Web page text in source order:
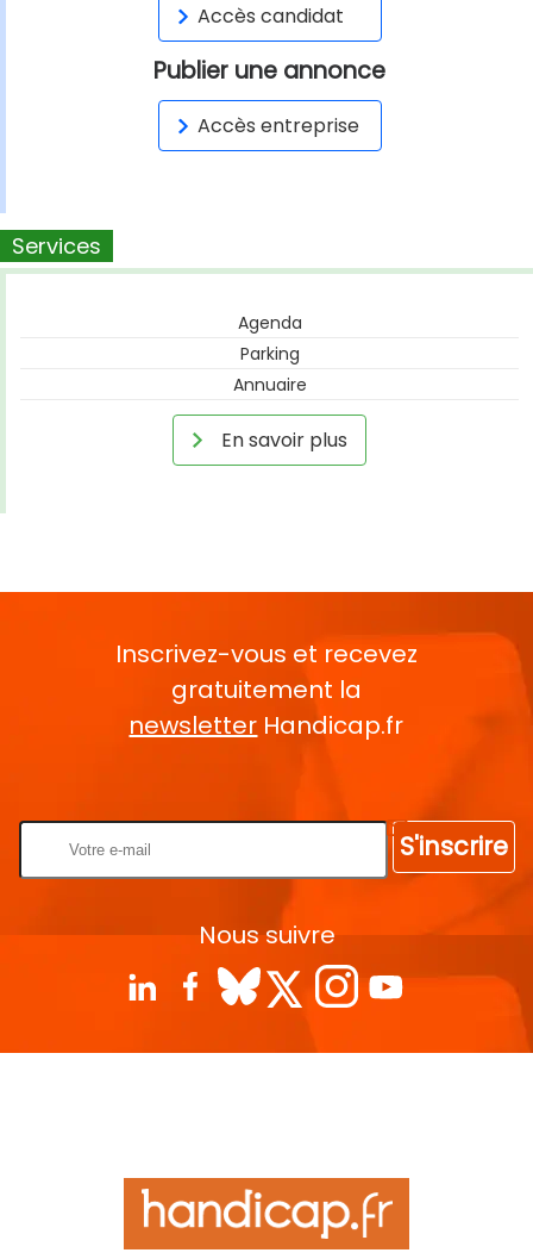
Accès candidat
Publier une annonce
Accès entreprise
Services
Agenda
Parking
Annuaire
En savoir plus
Inscrivez-vous et recevez
gratuitement la
newsletter Handicap.fr
S'inscrire
Nous suivre